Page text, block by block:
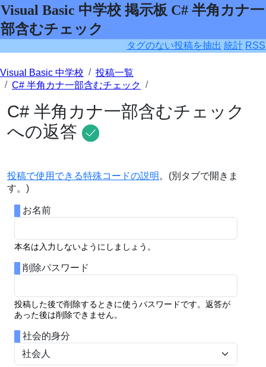
Visual Basic 中学校 掲示板 C# 半角カナ一
部含むチェック
タグのない投稿を抽出 統計 RSS
Visual Basic 中学校
投稿一覧
C# 半角カナ一部含むチェック
C# 半角カナ一部含むチェック
への返答
投稿で使用できる特殊コードの説明 。(別タブで開きま
す。)
お名前
本名は入力しないようにしましょう。
削除パスワード
投稿した後で削除するときに使うパスワードです。返答が
あった後は削除できません。
社会的身分